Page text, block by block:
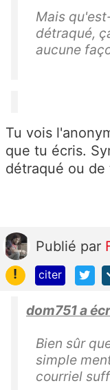
Mais
détraqué,
aucune
Tu vois
que tu écris.
détraqué ou de
Publié par
!
citer
dom751 a
Bien sûr
simple
courriel